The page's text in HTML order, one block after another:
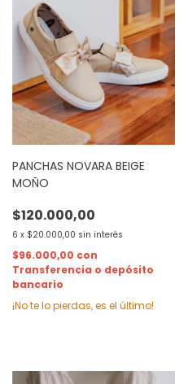
PANCHAS NOVARA BEIGE
MOÑO
$120.000,00
6 x $20.000,00 sin interés
$96.000,00 con
Transferencia o depósito
bancario
¡No te lo pierdas, es el último!